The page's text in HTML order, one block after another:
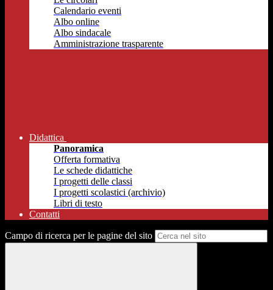
Calendario eventi
Albo online
Albo sindacale
Amministrazione trasparente
Didattica
Panoramica
Offerta formativa
Le schede didattiche
I progetti delle classi
I progetti scolastici (archivio)
Libri di testo
Contatti
Campo di ricerca per le pagine del sito